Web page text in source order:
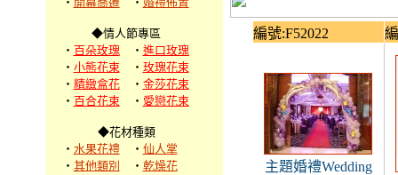
◆情人節專區
‧ 百朵玫瑰 ‧ 進口玫瑰
‧ 小熊花束 ‧ 玫瑰花束
‧ 精緻盒花 ‧ 金莎花束
‧ 百合花束 ‧ 愛戀花束
◆花材種類
‧ 水果花禮 ‧ 仙人掌
‧ 其他類別 ‧ 乾燥花
編號:F52022
主題婚禮Wedding